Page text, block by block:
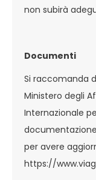
non subirà
Documenti
Si raccomanda
Ministero degli
Internazionale
per avere
https://